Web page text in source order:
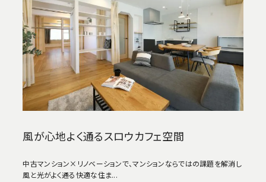
風が心地よく通るスロウカフェ空間
中古マンション×リノベーションで、マンションならではの課題を解消し
風と光がよく通る快適な住ま...